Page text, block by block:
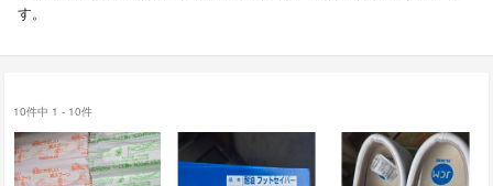
す。
10件中 1 - 10件